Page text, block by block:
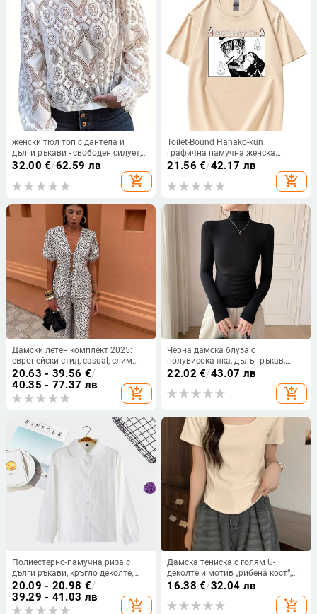
женски тюл топ с дантела и
дълги ръкави - свободен силует,
стойка яка, полиестер 90–95%
32.00 €/62.59 лв
add_shopping_cart
Toilet-Bound Hanako-kun
графична памучна женска
тениска, свободна кройка, кръгло
деколте, къс ръкав, лято 2021
21.56 €/42.17 лв
add_shopping_cart
Дамски летен комплект 2025:
европейски стил, casual, слим
фит, връзки, V-образно деколте,
къс ръкав, принт, риза и
панталони
20.63 - 39.56 €/
40.35 - 77.37 лв
add_shopping_cart
Черна дамска блуза с
полувисока яка, дълъг ръкав,
рибена плетка, тясна кройка,
22.02 €/43.07 лв
add_shopping_cart
Полиестерно-памучна риза с
дълги ръкави, кръгло деколте,
едноцветна, свободен силует,
колежански стил, вдъхновена от
японска училищна униформа
20.09 - 20.98 €/
39.29 - 41.03 лв
add_shopping_cart
Дамска тениска с голям U-
деколте и мотив „рибена кост“,
къс ръкав, тясна талия, излагаща
16.38 €/32.04 лв
add_shopping_cart